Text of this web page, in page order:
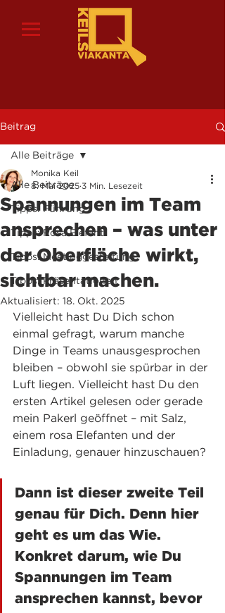
Beitrag
Alle Beiträge
Tipps: Führung
Tipps: Rosa Elefant
Tipps: Meetinggestaltung
Tipps: Präsentationen
Alle Beiträge
Spannungen im Team
ansprechen – was unter
der Oberfläche wirkt,
sichtbar machen.
Monika Keil
8. Mai 2025 3 Min. Lesezeit
Aktualisiert: 18. Okt. 2025
Vielleicht hast Du Dich schon
einmal gefragt, warum manche
Dinge in Teams unausgesprochen
bleiben – obwohl sie spürbar in der
Luft liegen. Vielleicht hast Du den
ersten Artikel gelesen oder gerade
mein Pakerl geöffnet – mit Salz,
einem rosa Elefanten und der
Einladung, genauer hinzuschauen?
Dann ist dieser zweite Teil
genau für Dich. Denn hier
geht es um das Wie.
Konkret darum, wie Du
Spannungen im Team
ansprechen kannst, bevor